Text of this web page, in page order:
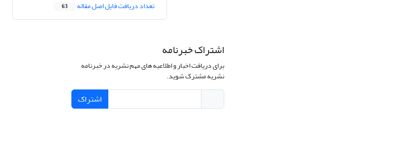
تعداد دریافت فایل اصل مقاله 63
اشتراک خبرنامه
برای دریافت اخبار و اطلاعیه های مهم نشریه در خبرنامه
نشریه مشترک شوید.
اشتراک